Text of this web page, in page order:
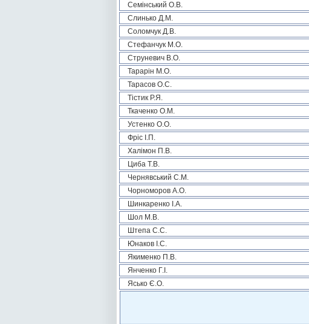
Семінський О.В.
Слинько Д.М.
Соломчук Д.В.
Стефанчук М.О.
Струневич В.О.
Тарарін М.О.
Тарасов О.С.
Тістик Р.Я.
Ткаченко О.М.
Устенко О.О.
Фріс І.П.
Халімон П.В.
Циба Т.В.
Чернявський С.М.
Чорноморов А.О.
Шинкаренко І.А.
Шол М.В.
Штепа С.С.
Юнаков І.С.
Якименко П.В.
Янченко Г.І.
Ясько Є.О.